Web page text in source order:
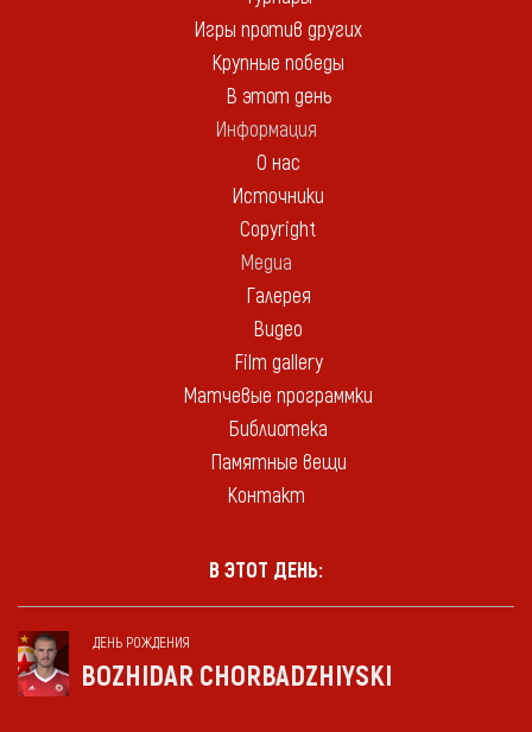
Игры против других
Крупные победы
В этот день
Информация
О нас
Источники
Copyright
Медиа
Галерея
Видео
Film gallery
Матчевые программки
Библиотека
Памятные вещи
Контакт
В ЭТОТ ДЕНЬ:
ДЕНЬ РОЖДЕНИЯ
BOZHIDAR CHORBADZHIYSKI